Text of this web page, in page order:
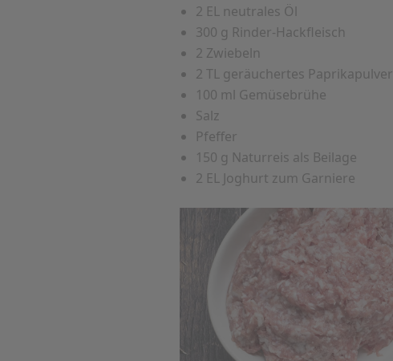
2 EL neutrales Öl
300 g Rinder-Hackfleisch
2 Zwiebeln
2 TL geräuchertes Paprikapulver
100 ml Gemüsebrühe
Salz
Pfeffer
150 g Naturreis als Beilage
2 EL Joghurt zum Garniere